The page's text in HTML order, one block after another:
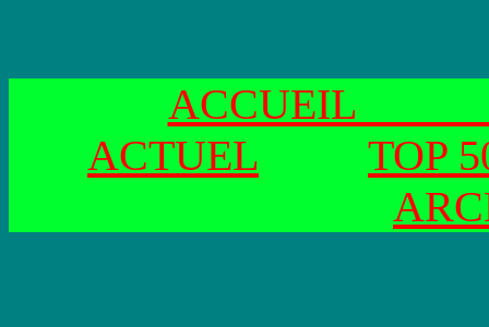
ACTUEL
TOP